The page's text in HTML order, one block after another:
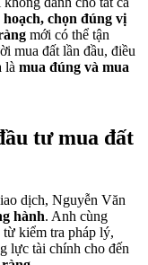
chọn đúng vị
mới có thể tận
mua đất lần đầu, điều
là mua đúng và mua
tư mua đất
dịch, Nguyễn Văn
hành. Anh cùng
kiểm tra pháp lý,
lực tài chính cho đến